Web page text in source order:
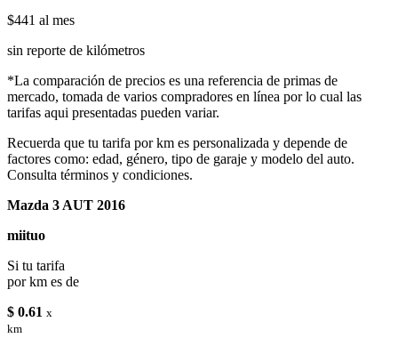
$441 al mes
sin reporte de kilómetros
*La comparación de precios es una referencia de primas de
mercado, tomada de varios compradores en línea por lo cual las
tarifas aqui presentadas pueden variar.
Recuerda que tu tarifa por km es personalizada y depende de
factores como: edad, género, tipo de garaje y modelo del auto.
Consulta términos y condiciones.
Mazda 3 AUT 2016
miituo
Si tu tarifa
por km es de
$ 0.61 x
km